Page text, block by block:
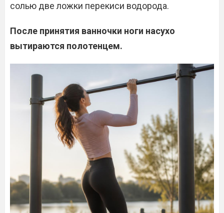
солью две ложки перекиси водорода.
После принятия ванночки ноги насухо
вытираются полотенцем.